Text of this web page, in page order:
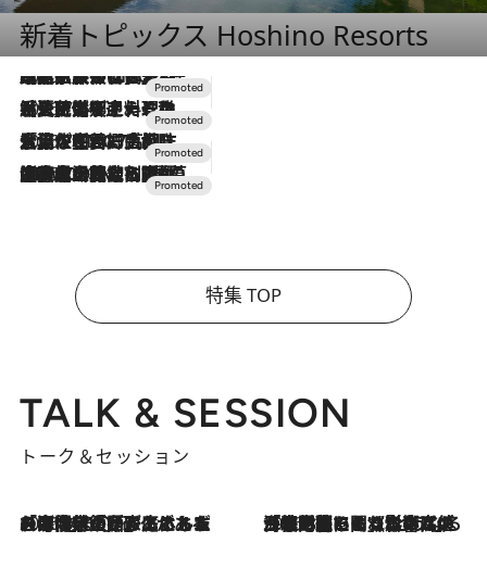
新着トピックス Hoshino Resorts
2026.7.31
【ホテル帰省】という選択肢をOMOが提案。家族とほどよい距離を保つには「昼は実家、夜は気兼ねなくホテルで！」
2026.7.24
【夏限定ディナーコース】旬を迎える稚鮎や花ズッキーニなどをイタリア・トスカーナの郷土料理の手法で満喫！
2026.7.17
「土佐和ハーブかき氷」がOMO7高知に登場！生姜、山椒、大葉など目にも舌にも涼を呼ぶ郷土の味
2026.7.10
NEW OPEN！【界 草津】名湯の地に誕生。趣の異なる2種の温泉と上州ならではの会席・蕎麦割烹など美食を味わう究極の癒やし旅
特集 TOP
TALK & SESSION
トーク＆セッション
2026.8.3
「今後値上げがあるとすれば…」「リスクがあるのは今年の冬」エネルギー専門家が語る、ホルムズ海峡封鎖が家庭にもたらす“ある心配” 2026.8.3
「住宅建てられない…」「サーチャージ料の高値が続いている」ホルムズ海峡封鎖による影響はいつまで続く？《エネルギー専門家に聞く“どうなる日本の暮らし”》